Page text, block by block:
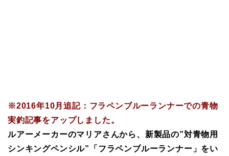
※2016年10月追記：フラペンブルーランナーでの青物
実釣記事をアップしました。
ルアーメーカーのマリアさんから、新製品の”対青物用
シンキングペンシル”「フラペンブルーランナー」をい